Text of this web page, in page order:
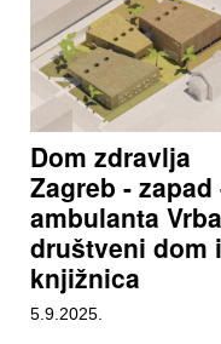
Dom zdravlja
Zagreb - zapad
ambulanta
društveni dom i
knjižnica
5.9.2025.